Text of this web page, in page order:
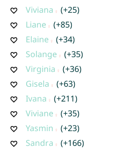
Viviana
(+25)
Liane
(+85)
Elaine
(+34)
Solange
(+35)
Virginia
(+36)
Gisela
(+63)
Ivana
(+211)
Viviane
(+35)
Yasmin
(+23)
Sandra
(+166)